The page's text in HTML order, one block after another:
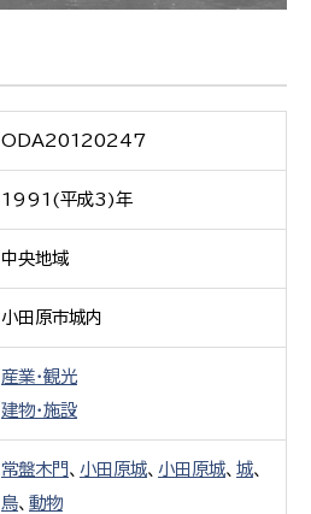
ODA20120247
1991(平成3)年
中央地域
小田原市城内
産業・観光
建物・施設
常盤木門 、 小田原城、 小田原城、 城、
鳥、 動物